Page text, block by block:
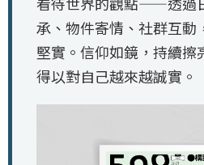
承、物件寄情、社群互動
堅實。信仰如鏡，持續擦
得以對自己越來越誠實。